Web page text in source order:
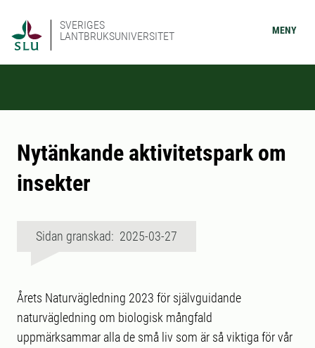
SVERIGES
LANTBRUKSUNIVERSITET
MENY
Nytänkande aktivitetspark om
insekter
Sidan granskad: 2025-03-27
Årets Naturvägledning 2023 för självguidande
naturvägledning om biologisk mångfald
uppmärksammar alla de små liv som är så viktiga för vår